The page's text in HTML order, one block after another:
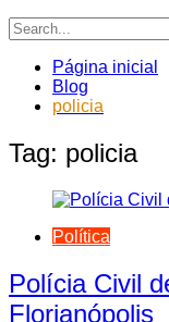
Página inicial
Blog
policia
Tag: policia
Política
Polícia Civil
Florianópolis